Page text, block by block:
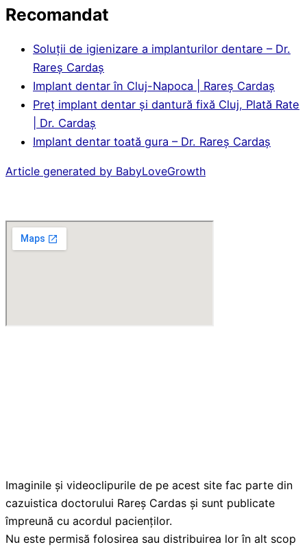
Recomandat
Soluții de igienizare a implanturilor dentare – Dr.
Rareș Cardaș
Implant dentar în Cluj-Napoca | Rareș Cardaș
Preț implant dentar și dantură fixă Cluj, Plată Rate
| Dr. Cardaș
Implant dentar toată gura – Dr. Rareș Cardaș
Article generated by BabyLoveGrowth
Imaginile și videoclipurile de pe acest site fac parte din
cazuistica doctorului Rareș Cardas și sunt publicate
împreună cu acordul pacienților.
Nu este permisă folosirea sau distribuirea lor în alt scop